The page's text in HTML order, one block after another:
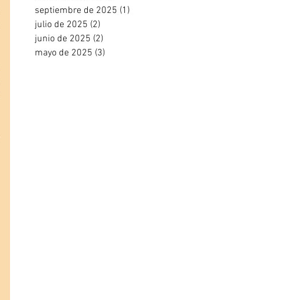
septiembre de 2025 (1)
julio de 2025 (2)
junio de 2025 (2)
mayo de 2025 (3)